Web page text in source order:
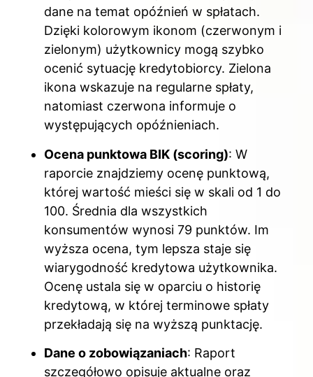
dane na temat opóźnień w spłatach.
Dzięki kolorowym ikonom (czerwonym i
zielonym) użytkownicy mogą szybko
ocenić sytuację kredytobiorcy. Zielona
ikona wskazuje na regularne spłaty,
natomiast czerwona informuje o
występujących opóźnieniach.
Ocena punktowa BIK (scoring): W
raporcie znajdziemy ocenę punktową,
której wartość mieści się w skali od 1 do
100. Średnia dla wszystkich
konsumentów wynosi 79 punktów. Im
wyższa ocena, tym lepsza staje się
wiarygodność kredytowa użytkownika.
Ocenę ustala się w oparciu o historię
kredytową, w której terminowe spłaty
przekładają się na wyższą punktację.
Dane o zobowiązaniach: Raport
szczegółowo opisuje aktualne oraz